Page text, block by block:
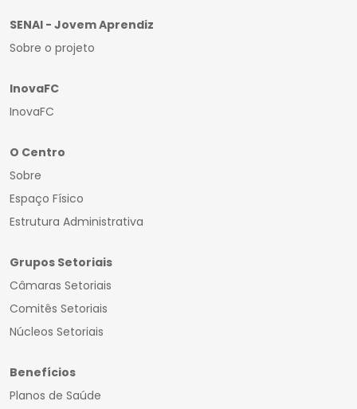
SENAI - Jovem Aprendiz
Sobre o projeto
InovaFC
InovaFC
O Centro
Sobre
Espaço Físico
Estrutura Administrativa
Grupos Setoriais
Câmaras Setoriais
Comitês Setoriais
Núcleos Setoriais
Benefícios
Planos de Saúde